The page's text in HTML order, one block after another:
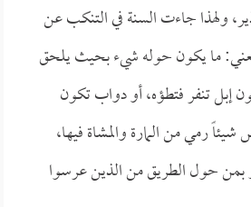
ولهذا جاءت السنة في التنكب عن
يعني: ما يكون حوله شيء بحيث يلحق
إبل تنفر فتطؤه، أو دواب تكون
رمي من المارة والمشاة فيها،
حول الطريق من الذين عرسوا